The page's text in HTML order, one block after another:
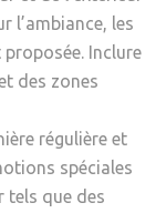
l’ambiance, les
Inclure
des zones
régulière et
spéciales
tels que des